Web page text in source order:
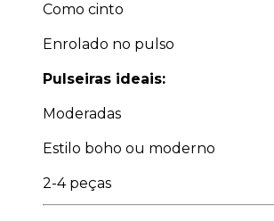
Como cinto
Enrolado no pulso
Pulseiras ideais:
Moderadas
Estilo boho ou moderno
2-4 peças